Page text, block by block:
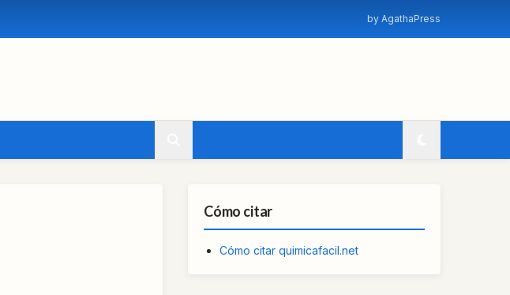
by AgathaPress
Cómo citar
Cómo citar quimicafacil.net